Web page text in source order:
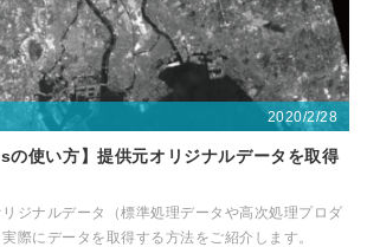
2020/2/28
の使い方】提供元オリジナルデータを取得
ジナルデータ（標準処理データや高次処理プロダ
際にデータを取得する方法をご紹介します。